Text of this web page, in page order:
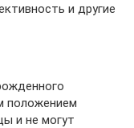
и другие
положением
и не могут